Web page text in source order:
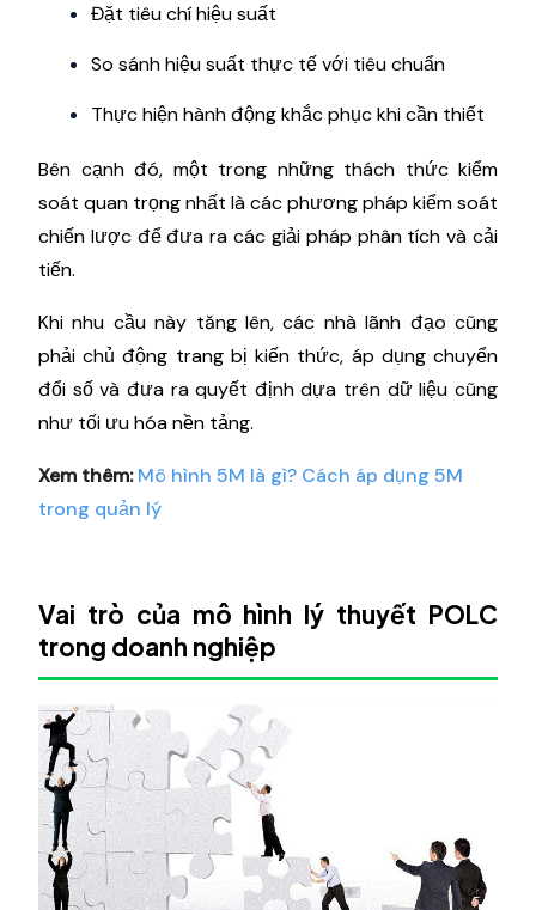
Đặt tiêu chí hiệu suất
So sánh hiệu suất thực tế với tiêu chuẩn
Thực hiện hành động khắc phục khi cần thiết
Bên cạnh đó, một trong những thách thức kiểm
soát quan trọng nhất là các phương pháp kiểm soát
chiến lược để đưa ra các giải pháp phân tích và cải
tiến.
Khi nhu cầu này tăng lên, các nhà lãnh đạo cũng
phải chủ động trang bị kiến thức, áp dụng chuyển
đổi số và đưa ra quyết định dựa trên dữ liệu cũng
như tối ưu hóa nền tảng.
Xem thêm: Mô hình 5M là gì? Cách áp dụng 5M
trong quản lý
Vai trò của mô hình lý thuyết POLC
trong doanh nghiệp